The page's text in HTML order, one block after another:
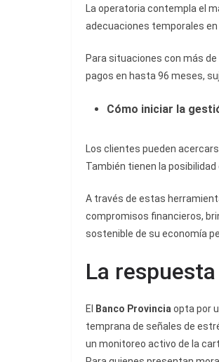
La operatoria contempla el
adecuaciones temporales
Para situaciones con más
pagos en hasta 96 meses,
Cómo iniciar la
Los clientes pueden
También tienen la
A través de estas
compromisos financieros,
sostenible de su economía
La
El Banco Provinciaopta por
temprana de señales de
un monitoreo activo de la